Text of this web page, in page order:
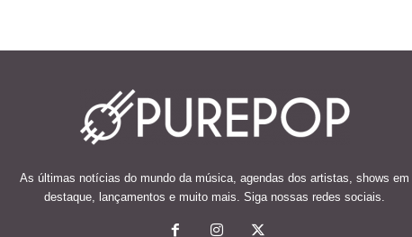
As últimas notícias do mundo da música, agendas dos artistas, shows em
destaque, lançamentos e muito mais. Siga nossas redes sociais.